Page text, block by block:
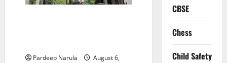
Pardeep Narula
August 6,
CBSE
Chess
Child Safety